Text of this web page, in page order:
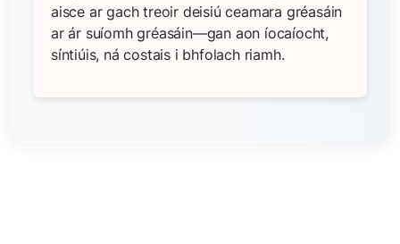
aisce ar gach treoir deisiú ceamara gréasáin
ar ár suíomh gréasáin—gan aon íocaíocht,
síntiúis, ná costais i bhfolach riamh.